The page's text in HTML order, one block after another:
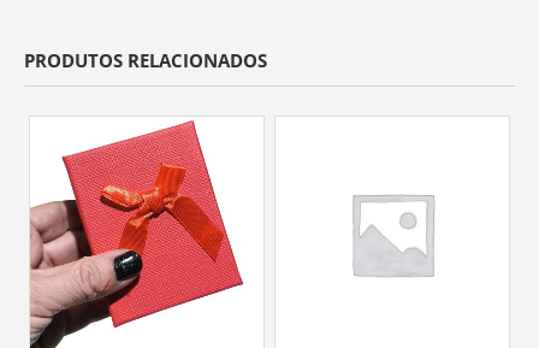
PRODUTOS RELACIONADOS